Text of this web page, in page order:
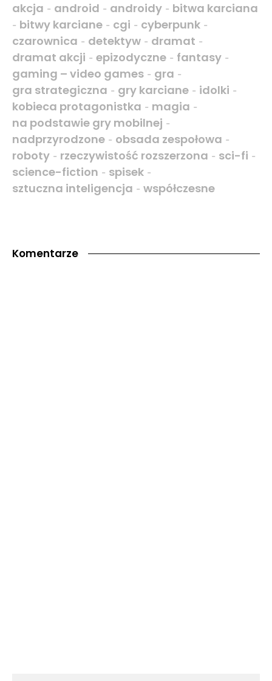
akcja - android - androidy - bitwa karciana
- bitwy karciane - cgi - cyberpunk -
czarownica - detektyw - dramat -
dramat akcji - epizodyczne - fantasy -
gaming – video games - gra -
gra strategiczna - gry karciane - idolki -
kobieca protagonistka - magia -
na podstawie gry mobilnej -
nadprzyrodzone - obsada zespołowa -
roboty - rzeczywistość rozszerzona - sci-fi -
science-fiction - spisek -
sztuczna inteligencja - współczesne
Komentarze